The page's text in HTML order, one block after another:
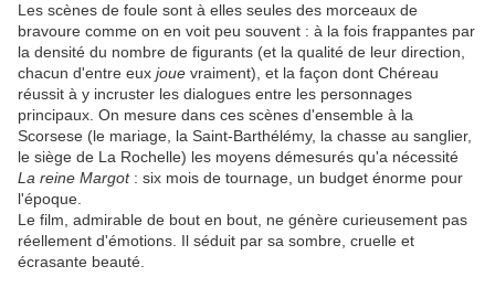
Les scènes de foule sont à elles seules des morceaux de
bravoure comme on en voit peu souvent : à la fois frappantes par
la densité du nombre de figurants (et la qualité de leur direction,
chacun d'entre eux joue vraiment), et la façon dont Chéreau
réussit à y incruster les dialogues entre les personnages
principaux. On mesure dans ces scènes d'ensemble à la
Scorsese (le mariage, la Saint-Barthélémy, la chasse au sanglier,
le siège de La Rochelle) les moyens démesurés qu'a nécessité
La reine Margot : six mois de tournage, un budget énorme pour
l'époque.
Le film, admirable de bout en bout, ne génère curieusement pas
réellement d'émotions. Il séduit par sa sombre, cruelle et
écrasante beauté.